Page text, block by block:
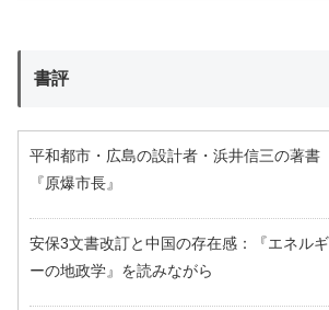
書評
平和都市・広島の設計者・浜井信三の著書
『原爆市長』
安保3文書改訂と中国の存在感：『エネルギ
ーの地政学』を読みながら